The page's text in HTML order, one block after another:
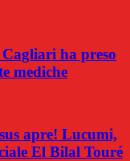
ha preso
mediche
apre! Lucumi,
El Bilal Touré